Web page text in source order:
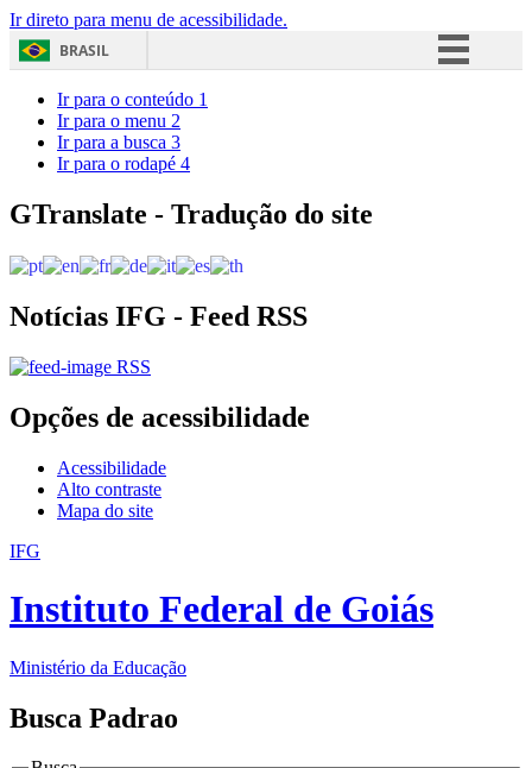
Ir direto para menu de acessibilidade.
BRASIL
Acesso à informação
Ir para o conteúdo 1
Ir para o menu 2
Ir para a busca 3
Ir para o rodapé 4
GTranslate - Tradução do site
Notícias IFG - Feed RSS
RSS
Opções de acessibilidade
Acessibilidade
Alto contraste
Mapa do site
IFG
Instituto Federal de Goiás
Ministério da Educação
Busca Padrao